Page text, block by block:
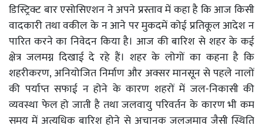
डिस्ट्रिक्ट बार एसोसिएशन ने अपने प्रस्ताव में कहा है कि आज किसी
वादकारी तथा वकील के न आने पर मुकदमें कोई प्रतिकूल आदेश न
पारित करने का निवेदन किया है। आज की बारिश से शहर के कई
क्षेत्र जलमग्न दिखाई दे रहे हैं। शहर के लोगों का कहना है कि
शहरीकरण, अनियोजित निर्माण और अक्सर मानसून से पहले नालों
की पर्याप्त सफाई न होने के कारण शहरों में जल-निकासी की
व्यवस्था फेल हो जाती है तथा जलवायु परिवर्तन के कारण भी कम
समय में अत्यधिक बारिश होने से अचानक जलजमाव जैसी स्थिति